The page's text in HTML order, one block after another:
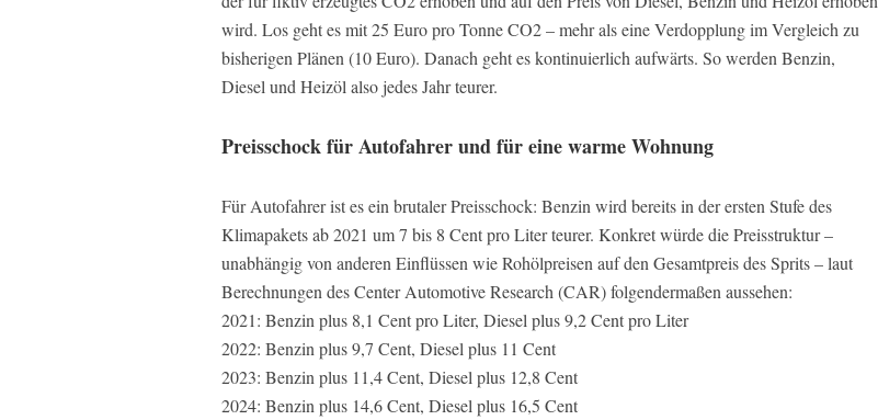
wird. Los geht es mit 25 Euro pro Tonne CO2 – mehr als eine Verdopplung im Vergleich zu
bisherigen Plänen (10 Euro). Danach geht es kontinuierlich aufwärts. So werden Benzin,
Diesel und Heizöl also jedes Jahr teurer.
Preisschock für Autofahrer und für eine warme Wohnung
Für Autofahrer ist es ein brutaler Preisschock: Benzin wird bereits in der ersten Stufe des
Klimapakets ab 2021 um 7 bis 8 Cent pro Liter teurer. Konkret würde die Preisstruktur –
unabhängig von anderen Einflüssen wie Rohölpreisen auf den Gesamtpreis des Sprits – laut
Berechnungen des Center Automotive Research (CAR) folgendermaßen aussehen:
2021: Benzin plus 8,1 Cent pro Liter, Diesel plus 9,2 Cent pro Liter
2022: Benzin plus 9,7 Cent, Diesel plus 11 Cent
2023: Benzin plus 11,4 Cent, Diesel plus 12,8 Cent
2024: Benzin plus 14,6 Cent, Diesel plus 16,5 Cent